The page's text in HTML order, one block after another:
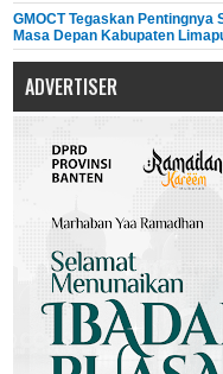
GMOCT Tegaskan Pentingnya
Masa Depan Kabupaten
ADVERTISER